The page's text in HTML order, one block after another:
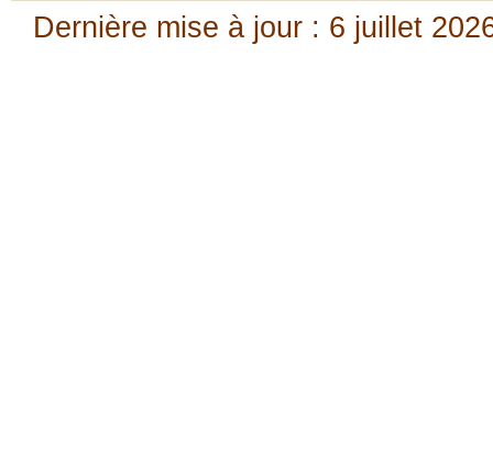
Dernière mise à jour : 6 juillet